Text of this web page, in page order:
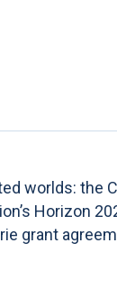
worlds: the
Horizon
grant